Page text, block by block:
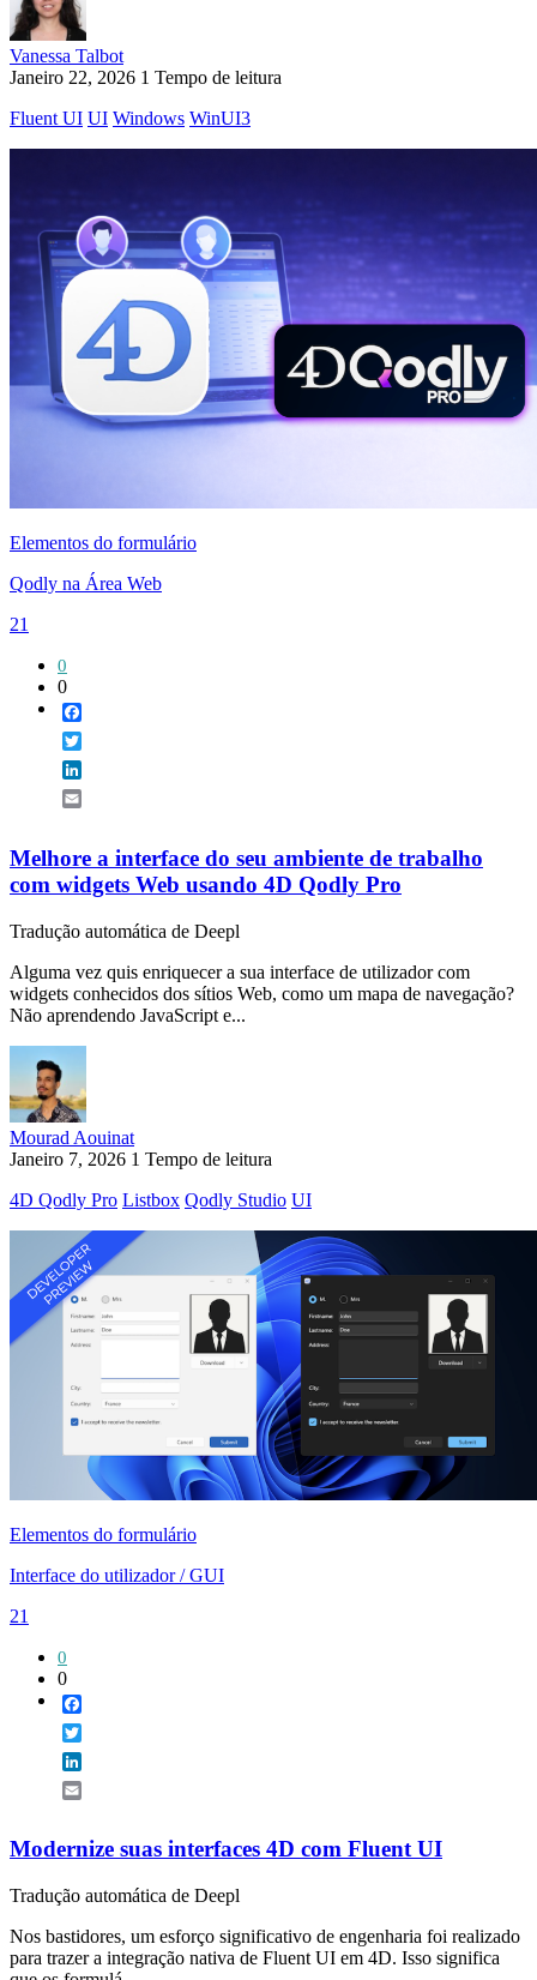
Vanessa Talbot
Janeiro 22, 2026 1 Tempo de leitura
Fluent UI UI Windows WinUI3
Elementos do formulário
Qodly na Área Web
21
0
0
Melhore a interface do seu ambiente de trabalho
com widgets Web usando 4D Qodly Pro
Tradução automática de Deepl
Alguma vez quis enriquecer a sua interface de utilizador com
widgets conhecidos dos sítios Web, como um mapa de navegação?
Não aprendendo JavaScript e...
Mourad Aouinat
Janeiro 7, 2026 1 Tempo de leitura
4D Qodly Pro Listbox Qodly Studio UI
Elementos do formulário
Interface do utilizador / GUI
21
0
0
Modernize suas interfaces 4D com Fluent UI
Tradução automática de Deepl
Nos bastidores, um esforço significativo de engenharia foi realizado
para trazer a integração nativa de Fluent UI em 4D. Isso significa